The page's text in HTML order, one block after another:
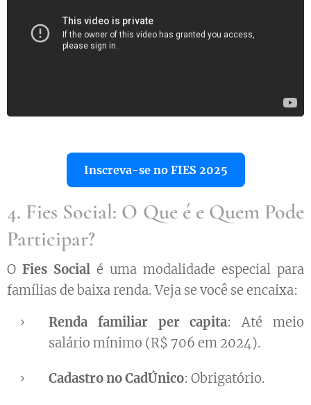
Inscreva-se no FIES 2025
4. Fies Social: O Que é e Quem Pode
Participar?
O Fies Social é uma modalidade especial para
famílias de baixa renda. Veja se você se encaixa:
Renda familiar per capita: Até meio
salário mínimo (R$ 706 em 2024).
Cadastro no CadÚnico: Obrigatório.